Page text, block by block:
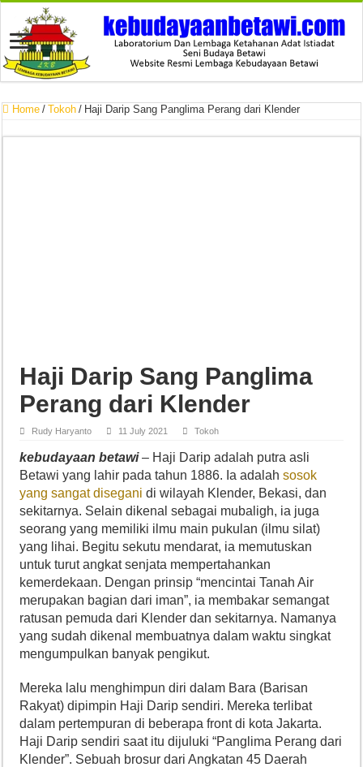
Home / Tokoh / Haji Darip Sang Panglima Perang dari Klender
Haji Darip Sang Panglima
Perang dari Klender
Rudy Haryanto 11 July 2021 Tokoh
kebudayaan betawi– Haji Darip adalah putra asli
Betawi yang lahir pada tahun 1886. Ia adalahsosok
yang sangat disegani di wilayah Klender, Bekasi, dan
sekitarnya. Selain dikenal sebagai mubaligh, ia juga
seorang yang memiliki ilmu main pukulan (ilmu silat)
yang lihai. Begitu sekutu mendarat, ia memutuskan
untuk turut angkat senjata mempertahankan
kemerdekaan. Dengan prinsip “mencintai Tanah Air
merupakan bagian dari iman”, ia membakar semangat
ratusan pemuda dari Klender dan sekitarnya. Namanya
yang sudah dikenal membuatnya dalam waktu singkat
mengumpulkan banyak pengikut.
Mereka lalu menghimpun diri dalam Bara (Barisan
Rakyat) dipimpin Haji Darip sendiri. Mereka terlibat
dalam pertempuran di beberapa front di kota Jakarta.
Haji Darip sendiri saat itu dijuluki “Panglima Perang dari
Klender”. Sebuah brosur dari Angkatan 45 Daerah